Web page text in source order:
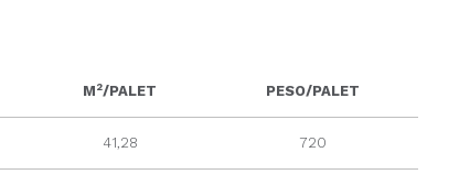
M2/PALET PESO/PALET
41,28 720